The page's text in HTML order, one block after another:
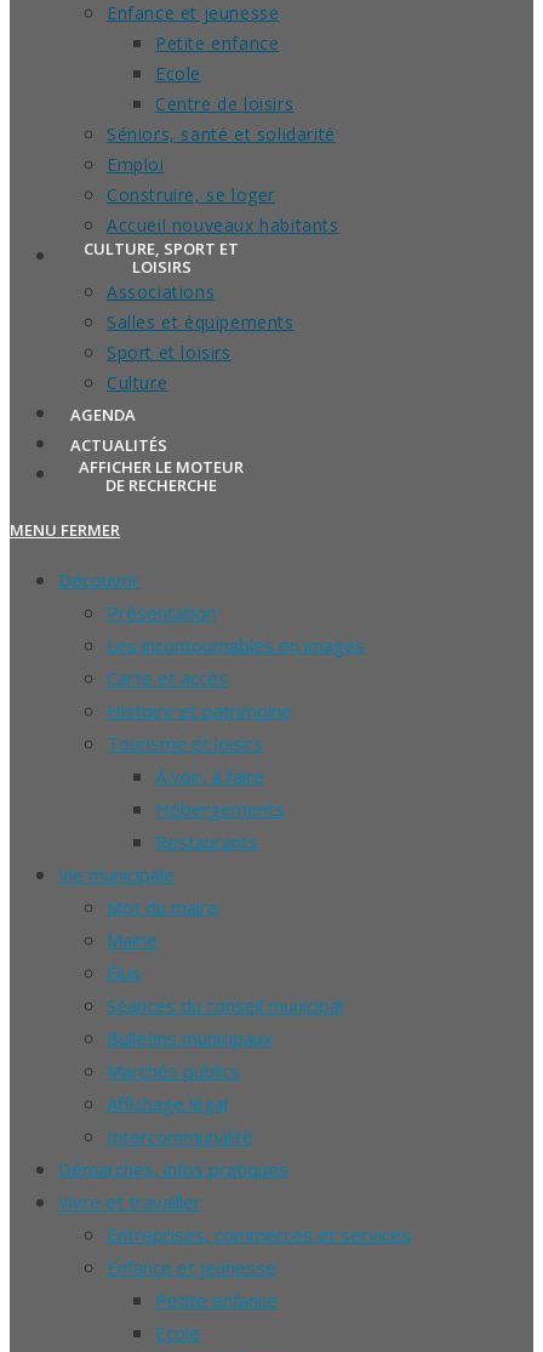
Enfance et jeunesse
Petite enfance
Ecole
Centre de loisirs
Séniors, santé et solidarité
Emploi
Construire, se loger
Accueil nouveaux habitants
CULTURE, SPORT ET
LOISIRS
Associations
Salles et équipements
Sport et loisirs
Culture
AGENDA
ACTUALITÉS
AFFICHER LE MOTEUR
DE RECHERCHE
MENU FERMER
Découvrir
Présentation
Les incontournables en images
Carte et accès
Histoire et patrimoine
Tourisme et loisirs
À voir, à faire
Hébergements
Restaurants
Vie municipale
Mot du maire
Mairie
Élus
Séances du conseil municipal
Bulletins municipaux
Marchés publics
Affichage légal
Intercommunalité
Démarches, infos pratiques
Vivre et travailler
Entreprises, commerces et services
Enfance et jeunesse
Petite enfance
Ecole